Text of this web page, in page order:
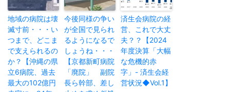
地域の病院は壊
滅寸前・・・い
つまで、どこま
で支えられるの
か？【沖縄の県
立6病院、過去
最大の102億円
今後同様の争い
が全国で見られ
るようになるで
しょうね・・・
【京都新町病院
「廃院」 副院
長ら幹部、差し
済生会病院の経
営、これで大丈
夫？？【2024
年度決算「大幅
な危機的赤
字」- 済生会経
営状況◆Vol.1】